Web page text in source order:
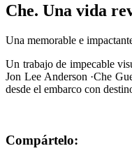
Che. Una vida
Una memorable e
Un trabajo de impecable
Jon Lee Anderson ·Che
desde el embarco con
Compártelo: